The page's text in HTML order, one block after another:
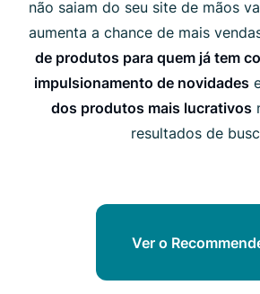
não saiam do seu site de mãos
aumenta a chance de mais
de produtos para quem já tem
impulsionamento de novidades
dos produtos mais lucrativos
resultados de
Ver o